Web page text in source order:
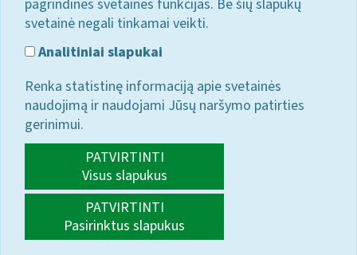
pagrindines svetainės funkcijas. Be šių slapukų
svetainė negali tinkamai veikti.
Analitiniai slapukai
Renka statistinę informaciją apie svetainės
naudojimą ir naudojami Jūsų naršymo patirties
gerinimui.
PATVIRTINTI
Visus slapukus
PATVIRTINTI
Pasirinktus slapukus